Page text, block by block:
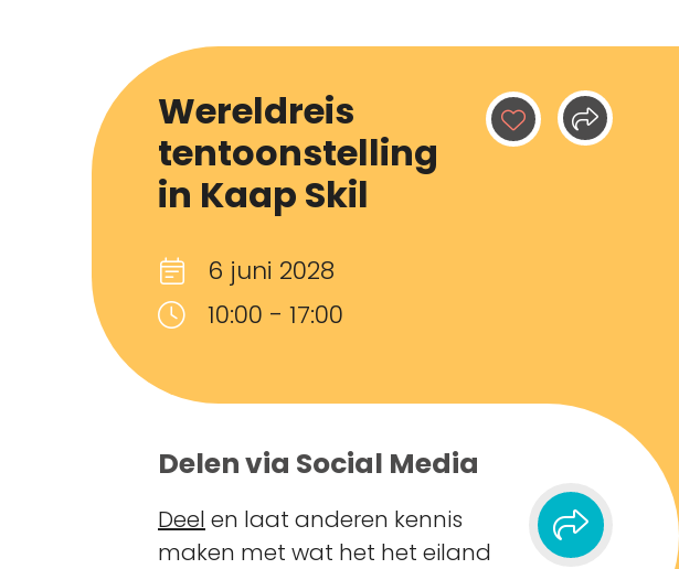
Wereldreis
tentoonstelling
in Kaap Skil
6 juni 2028
10:00 - 17:00
Delen via Social Media
Deel en laat anderen kennis
maken met wat het het eiland